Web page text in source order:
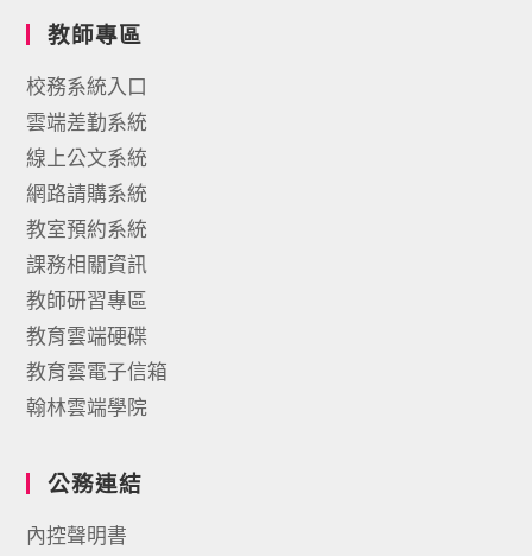
教師專區
校務系統入口
雲端差勤系統
線上公文系統
網路請購系統
教室預約系統
課務相關資訊
教師研習專區
教育雲端硬碟
教育雲電子信箱
翰林雲端學院
公務連結
內控聲明書